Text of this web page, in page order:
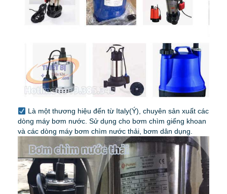
Là một thương hiệu đến từ Italy(Ý), chuyên sản xuất các
dòng máy bơm nước. Sử dụng cho bơm chìm giếng khoan
và các dòng máy bơm chìm nước thải, bơm dân dụng.